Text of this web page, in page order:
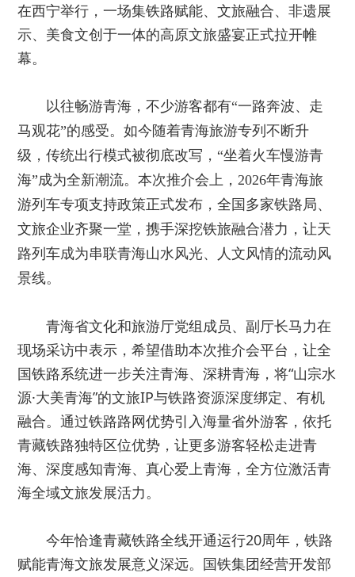
在西宁举行，一场集铁路赋能、文旅融合、非遗展
示、美食文创于一体的高原文旅盛宴正式拉开帷
幕。
以往畅游青海，不少游客都有“一路奔波、走
马观花”的感受。如今随着青海旅游专列不断升
级，传统出行模式被彻底改写，“坐着火车慢游青
海”成为全新潮流。本次推介会上，2026年青海旅
游列车专项支持政策正式发布，全国多家铁路局、
文旅企业齐聚一堂，携手深挖铁旅融合潜力，让天
路列车成为串联青海山水风光、人文风情的流动风
景线。
青海省文化和旅游厅党组成员、副厅长马力在
现场采访中表示，希望借助本次推介会平台，让全
国铁路系统进一步关注青海、深耕青海，将“山宗水
源·大美青海”的文旅IP与铁路资源深度绑定、有机
融合。通过铁路路网优势引入海量省外游客，依托
青藏铁路独特区位优势，让更多游客轻松走进青
海、深度感知青海、真心爱上青海，全方位激活青
海全域文旅发展活力。
今年恰逢青藏铁路全线开通运行20周年，铁路
赋能青海文旅发展意义深远。国铁集团经营开发部